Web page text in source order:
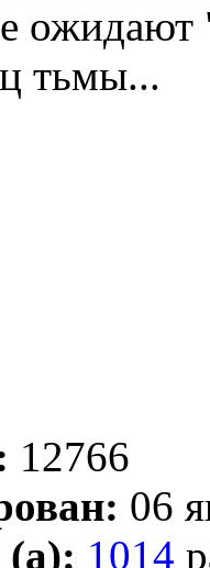
ожидают
тьмы...
12766
06
(а): 1014